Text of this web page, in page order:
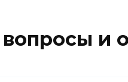
и